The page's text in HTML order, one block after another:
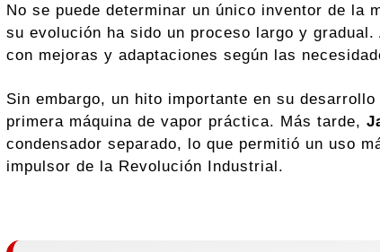
No se puede determinar un único inventor de la
su evolución ha sido un proceso largo y
con mejoras y adaptaciones según las
Sin embargo, un hito importante en su
primera máquina de vapor práctica. Más tarde,
condensador separado, lo que permitió un uso
impulsor de la Revolución Industrial.